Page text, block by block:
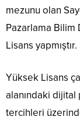
mezunu olan
Pazarlama Bilim
Lisans yapmıştır.
Yüksek Lisans
alanındaki
tercihleri